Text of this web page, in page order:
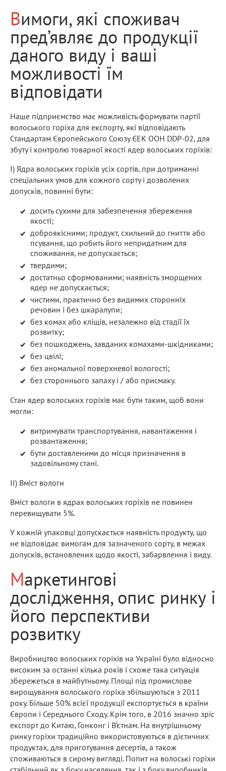
Вимоги, які споживач
пред’являє до продукції
даного виду і ваші
можливості їм
відповідати
Наше підприємство має можливість формувати партії
волоського горіха для експорту, які відповідають
Стандартам Європейського Союзу ЄЕК ООН DDP-02, для
збуту і контролю товарної якості ядер волоських горіхів:
І) Ядра волоських горіхів усіх сортів, при дотриманні
спеціальних умов для кожного сорту і дозволених
допусків, повинні бути:
досить сухими для забезпечення збереження
якості;
доброякісними; продукт, схильний до гниття або
псування, що робить його непридатним для
споживання, не допускається;
твердими;
достатньо сформованими; наявність зморщених
ядер не допускається;
чистими, практично без видимих ​​сторонніх
речовин і без шкаралупи;
без комах або кліщів, незалежно від стадії їх
розвитку;
без пошкоджень, завданих комахами-шкідниками;
без цвілі;
без аномальної поверхневої вологості;
без стороннього запаху і / або присмаку.
Стан ядер волоських горіхів має бути таким, щоб вони
могли:
витримувати транспортування, навантаження і
розвантаження;
бути доставленими до місця призначення в
задовільному стані.
ІІ) Вміст вологи
Вміст вологи в ядрах волоських горіхів не повинен
перевищувати 5%.
У кожній упаковці допускається наявність продукту, що
не відповідає вимогам для зазначеного сорту, в межах
допусків, встановлених щодо якості, забарвлення і виду.
Маркетингові
дослідження, опис ринку і
його перспективи
розвитку
Виробництво волоських горіхів на Україні було відносно
високим за останні кілька років і схоже така ситуація
збережеться в майбутньому. Площі під промислове
вирощування волоського горіха збільшуються з 2011
року. Більше 50% всієї продукції експортується в країни
Європи і Середнього Сходу. Крім того, в 2016 значно зріс
експорт до Китаю, Гонконг і В’єтнам. На внутрішньому
ринку горіхи традиційно використовуються в дієтичних
продуктах, для приготування десертів, а також
споживаються в сирому вигляді. Попит на волоські горіхи